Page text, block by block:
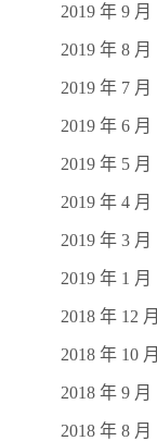
2019 年 9 月
2019 年 8 月
2019 年 7 月
2019 年 6 月
2019 年 5 月
2019 年 4 月
2019 年 3 月
2019 年 1 月
2018 年 12 月
2018 年 10 月
2018 年 9 月
2018 年 8 月